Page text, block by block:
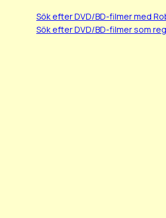
Sök efter DVD/BD-filmer med
Sök efter DVD/BD-filmer som